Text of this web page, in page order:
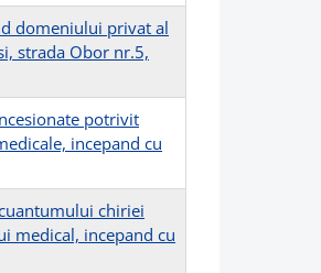
domeniului privat al
strada Obor nr.5,
potrivit
incepand cu
chiriei
medical, incepand cu